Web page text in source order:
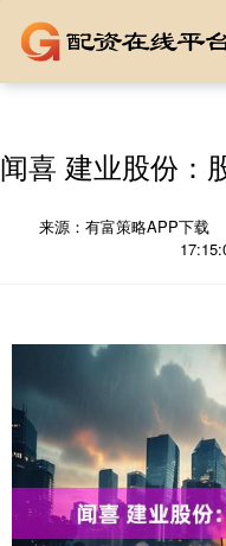
闻喜 建业股份：
来源：有富策略APP下载